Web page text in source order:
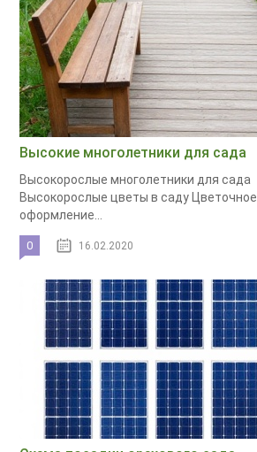
Высокие многолетники для сада
Высокорослые многолетники для сада
Высокорослые цветы в саду Цветочное
оформление...
0 16.02.2020